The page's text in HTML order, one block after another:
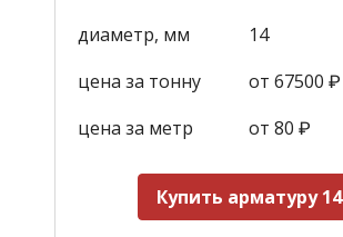
диаметр, мм
14
цена за тонну
от 67500 ₽
цена за метр
от 80 ₽
Купить арматуру 14